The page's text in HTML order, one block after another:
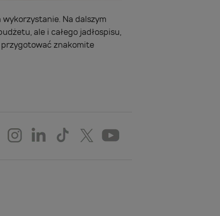
Na dalszym
ale i całego jadłospisu,
znakomite